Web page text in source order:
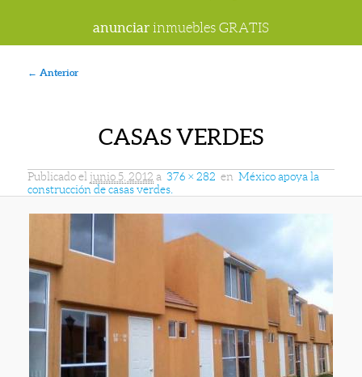
anunciar inmuebles GRATIS
Navegador de imágenes
← Anterior
CASAS VERDES
Publicado el junio 5, 2012 a 376 × 282 en México apoya la
construcción de casas verdes.